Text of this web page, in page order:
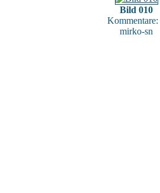
Bild 010
Kommentare:
mirko-sn